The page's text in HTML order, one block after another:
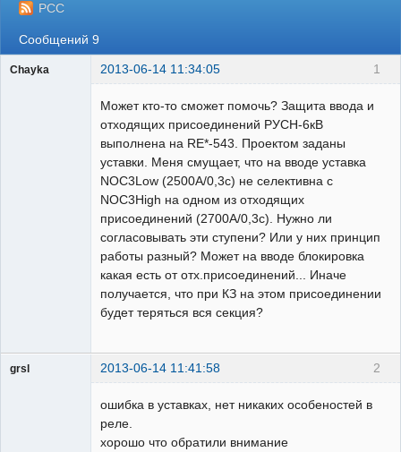
РСС
Сообщений 9
1
Chayka 2013-06-14 11:34:05
Может кто-то сможет помочь? Защита ввода и
отходящих присоединений РУСН-6кВ
выполнена на RE*-543. Проектом заданы
уставки. Меня смущает, что на вводе уставка
NOC3Low (2500А/0,3с) не селективна с
NOC3High на одном из отходящих
присоединений (2700А/0,3с). Нужно ли
согласовывать эти ступени? Или у них принцип
работы разный? Может на вводе блокировка
какая есть от отх.присоединений... Иначе
получается, что при КЗ на этом присоединении
будет теряться вся секция?
2
grsl 2013-06-14 11:41:58
ошибка в уставках, нет никаких особеностей в
реле.
хорошо что обратили внимание